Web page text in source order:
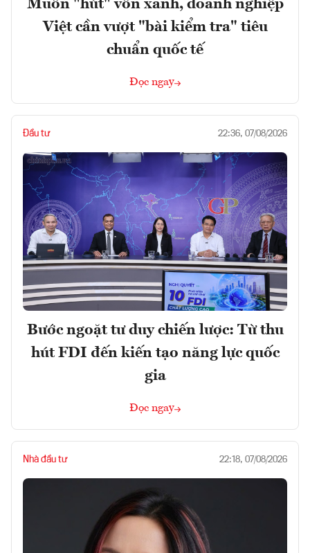
Muốn "hút" vốn xanh, doanh nghiệp
Việt cần vượt "bài kiểm tra" tiêu
chuẩn quốc tế
Đọc ngay
Đầu tư 22:36, 07/08/2026
Bước ngoặt tư duy chiến lược: Từ thu
hút FDI đến kiến tạo năng lực quốc
gia
Đọc ngay
Nhà đầu tư 22:18, 07/08/2026